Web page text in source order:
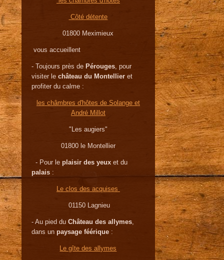
Côté détente
01800 Meximieux
vous accueillent
- Toujours près de Pérouges, pour
visiter le château du Montellieret
profiter du calme :
les châmbres d'hôtes de Solange et
André Millot
"Les augiers"
01800 le Montellier
- Pour le plaisir des yeux et du
palais :
Le clos des acquises
01150 Lagnieu
- Au pied du Château des allymes,
dans un paysage féérique :
Le gîte des allymes